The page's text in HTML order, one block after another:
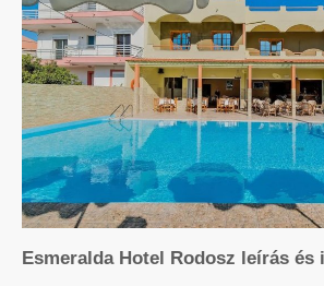
Esmeralda Hotel Rodosz leírás és